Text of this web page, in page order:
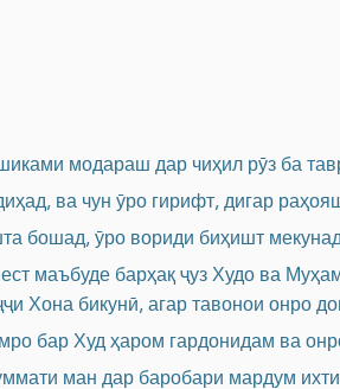
модараш дар чиҳил рӯз ба
ва чун ӯро гирифт, дигар
бошад, ӯро вориди биҳишт
маъбуде барҳақ ҷуз Худо ва
Хона бикунӣ, агар тавонои онро
бар Худ ҳаром гардонидам ва
ман дар баробари мардум